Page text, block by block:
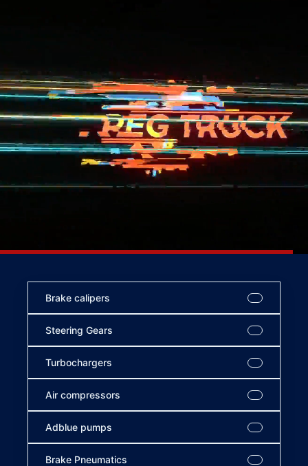
Brake calipers
Steering Gears
Turbochargers
Air compressors
Adblue pumps
Brake Pneumatics